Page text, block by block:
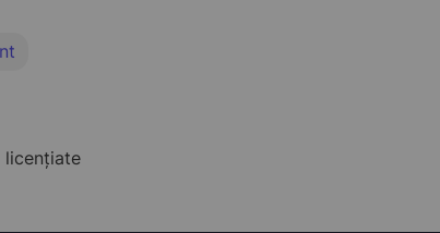
licențiate